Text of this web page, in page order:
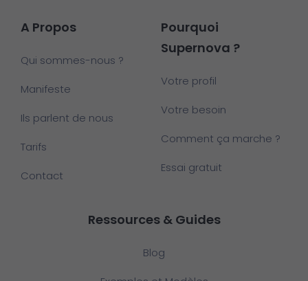
A Propos
Qui sommes-nous ?
Manifeste
Ils parlent de nous
Tarifs
Contact
Pourquoi
Supernova ?
Votre profil
Votre besoin
Comment ça marche ?
Essai gratuit
Ressources & Guides
Blog